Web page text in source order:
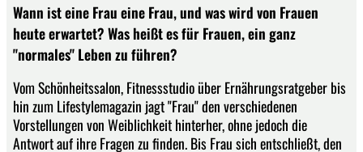
Wann ist eine Frau eine Frau, und was wird von Frauen
heute erwartet? Was heißt es für Frauen, ein ganz
"normales" Leben zu führen?
Vom Schönheitssalon, Fitnessstudio über Ernährungsratgeber bis
hin zum Lifestylemagazin jagt "Frau" den verschiedenen
Vorstellungen von Weiblichkeit hinterher, ohne jedoch die
Antwort auf ihre Fragen zu finden. Bis Frau sich entschließt, den